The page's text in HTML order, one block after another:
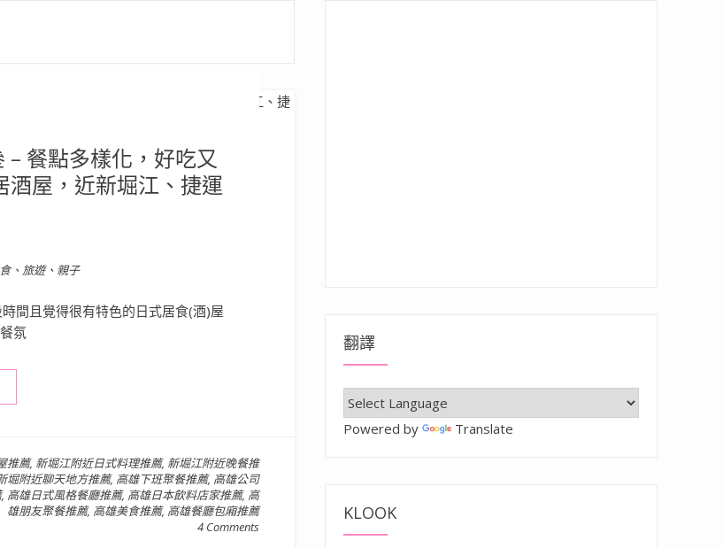
– 餐點多樣化，好吃又
酒屋，近新堀江、捷運
、旅遊、親子
間且覺得很有特色的日式居食(酒)屋
氛
高雄美食】御佃丸 居食屋 貳肆叄 – 餐點多樣化，好吃又好玩，非常有特色及氣氛感的一間居酒屋，近新堀江、捷運中央公園站”
推薦, 新堀江附近日式料理推薦, 新堀江附近晚餐推
堀附近聊天地方推薦, 高雄下班聚餐推薦, 高雄公司
, 高雄日式風格餐廳推薦, 高雄日本飲料店家推薦, 高
雄朋友聚餐推薦, 高雄美食推薦, 高雄餐廳包廂推薦
4 Comments
翻譯
Powered by Translate
KLOOK